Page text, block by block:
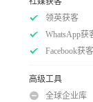
领英获客
WhatsApp获
Facebook获客
高级工具
全球企业库